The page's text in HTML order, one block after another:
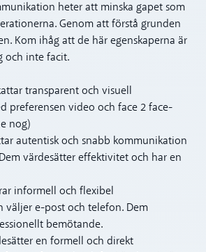
heter att minska gapet som
Genom att förstå grunden
Kom ihåg att de här egenskaperna är
och inte facit.
transparent och visuell
preferensen video och face 2 face-
nog)
autentisk och snabb kommunikation
värdesätter effektivitet och har en
informell och flexibel
väljer e-post och telefon. Dem
bemötande.
en formell och direkt